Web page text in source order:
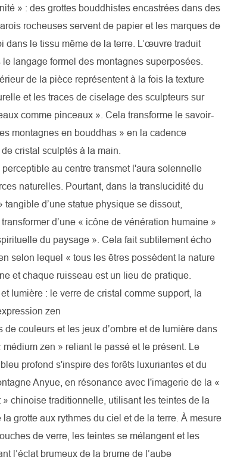
» : des grottes bouddhistes encastrées dans des
rocheuses servent de papier et les marques de
dans le tissu même de la terre. L’œuvre traduit
langage formel des montagnes superposées.
de la pièce représentent à la fois la texture
et les traces de ciselage des sculpteurs sur
comme pinceaux ». Cela transforme le savoir-
montagnes en bouddhas » en la cadence
cristal sculptés à la main.
perceptible au centre transmet l'aura solennelle
naturelles. Pourtant, dans la translucidité du
d’une statue physique se dissout,
d’une « icône de vénération humaine »
du paysage ». Cela fait subtilement écho
selon lequel « tous les êtres possèdent la nature
et chaque ruisseau est un lieu de pratique.
lumière : le verre de cristal comme support, la
zen
de couleurs et les jeux d’ombre et de lumière dans
médium zen » reliant le passé et le présent. Le
profond s'inspire des forêts luxuriantes et du
Anyue, en résonance avec l'imagerie de la «
chinoise traditionnelle, utilisant les teintes de la
grotte aux rythmes du ciel et de la terre. À mesure
de verre, les teintes se mélangent et les
l’éclat brumeux de la brume de l’aube